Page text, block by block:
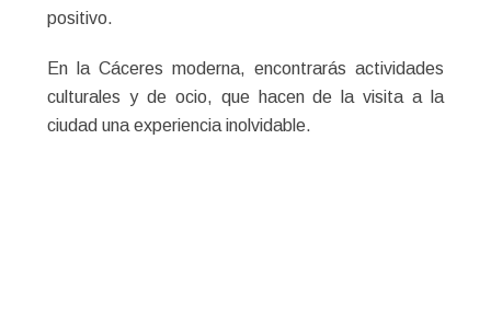
positivo.
En la Cáceres moderna, encontrarás actividades
culturales y de ocio, que hacen de la visita a la
ciudad una experiencia inolvidable.